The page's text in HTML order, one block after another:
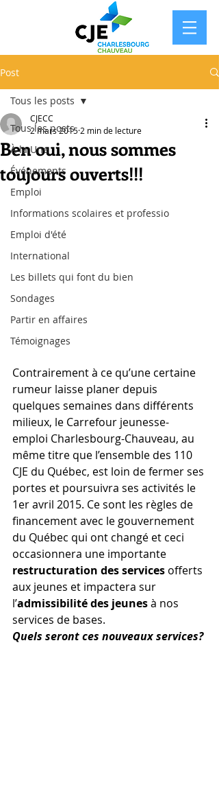
Post
Tous les posts
À la Une
Événements
Emploi
Informations scolaires et professio
Emploi d'été
International
Les billets qui font du bien
Sondages
Partir en affaires
Témoignages
Tous les posts
Ben oui, nous sommes
toujours ouverts!!!
CJECC
2 mars 2015 2 min de lecture
Contrairement à ce qu’une certaine
rumeur laisse planer depuis
quelques semaines dans différents
milieux, le Carrefour jeunesse-
emploi Charlesbourg-Chauveau, au
même titre que l’ensemble des 110
CJE du Québec, est loin de fermer ses
portes et poursuivra ses activités le
1er avril 2015. Ce sont les règles de
financement avec le gouvernement
du Québec qui ont changé et ceci
occasionnera une importante
restructuration des services offerts
aux jeunes et impactera sur
l’admissibilité des jeunes à nos
services de bases.
Quels seront ces nouveaux services?